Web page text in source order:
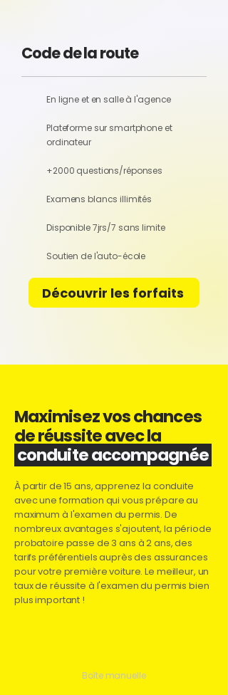
Code de la route
En ligne et en salle à l'agence
Plateforme sur smartphone et
ordinateur
+2000 questions/réponses
Examens blancs illimités
Disponible 7jrs/7 sans limite
Soutien de l'auto-école
Découvrir les forfaits
Maximisez vos chances
de réussite avec la
conduite accompagnée
À partir de 15 ans, apprenez la conduite
avec une formation qui vous prépare au
maximum à l'examen du permis. De
nombreux avantages s'ajoutent, la période
probatoire passe de 3 ans à 2 ans, des
tarifs préférentiels auprès des assurances
pour votre première voiture. Le meilleur, un
taux de réussite à l'examen du permis bien
plus important !
Boîte manuelle